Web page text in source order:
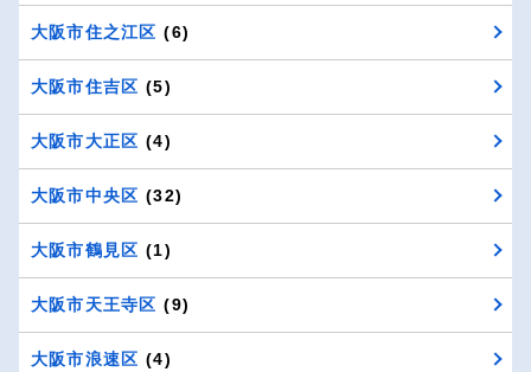
大阪市住之江区 (6)
大阪市住吉区 (5)
大阪市大正区 (4)
大阪市中央区 (32)
大阪市鶴見区 (1)
大阪市天王寺区 (9)
大阪市浪速区 (4)